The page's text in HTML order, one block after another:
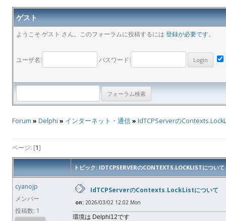
ゲスト
ようこそ ゲスト さん。このフォーラムに投稿するには 登録が必要です。
ユーザ名: パスワード:
Forum » Delphi » インターネット・通信» IdTCPServerの
ページ: [1]
トピック: IDTCPSERVERのCONTEXTS.LOCKLISTについて
cyanojp
メンバー
投稿数: 1
IdTCPServerのContexts.LockListについて
on: 2026/03/02 12:02 Mon
環境は Delphi12です